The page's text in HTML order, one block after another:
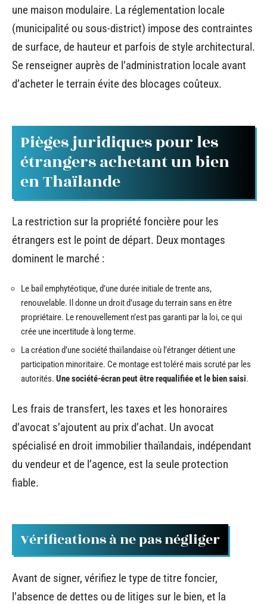
une maison modulaire. La réglementation locale
(municipalité ou sous-district) impose des contraintes
de surface, de hauteur et parfois de style architectural.
Se renseigner auprès de l’administration locale avant
d’acheter le terrain évite des blocages coûteux.
Pièges juridiques pour les
étrangers achetant un bien
en Thaïlande
La restriction sur la propriété foncière pour les
étrangers est le point de départ. Deux montages
dominent le marché :
Le bail emphytéotique, d’une durée initiale de trente ans,
renouvelable. Il donne un droit d’usage du terrain sans en être
propriétaire. Le renouvellement n’est pas garanti par la loi, ce qui
crée une incertitude à long terme.
La création d’une société thaïlandaise où l’étranger détient une
participation minoritaire. Ce montage est toléré mais scruté par les
autorités. Une société-écran peut être requalifiée et le bien saisi.
Les frais de transfert, les taxes et les honoraires
d’avocat s’ajoutent au prix d’achat. Un avocat
spécialisé en droit immobilier thaïlandais, indépendant
du vendeur et de l’agence, est la seule protection
fiable.
Vérifications à ne pas négliger
Avant de signer, vérifiez le type de titre foncier,
l’absence de dettes ou de litiges sur le bien, et la